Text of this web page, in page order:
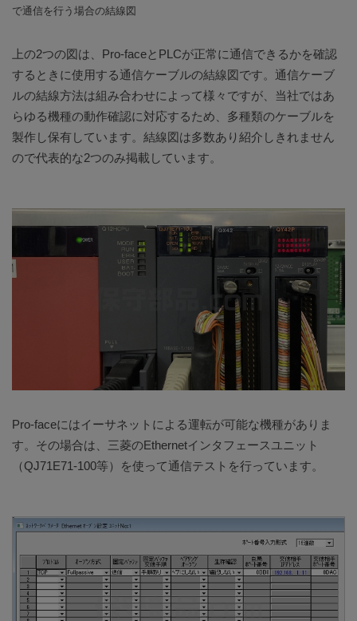
で通信を行う場合の結線図
上の2つの図は、Pro-faceとPLCが正常に通信できるかを確認
するときに使用する通信ケーブルの結線図です。通信ケーブ
ルの結線方法は組み合わせによって様々ですが、当社ではあ
らゆる機種の動作確認に対応するため、多種類のケーブルを
製作し保有しています。結線図は多数あり紹介しきれません
ので代表的な2つのみ掲載しています。
Pro-faceにはイーサネットによる運転が可能な機種がありま
す。その場合は、三菱のEthernetインタフェースユニット
（QJ71E71-100等）を使って通信テストを行っています。